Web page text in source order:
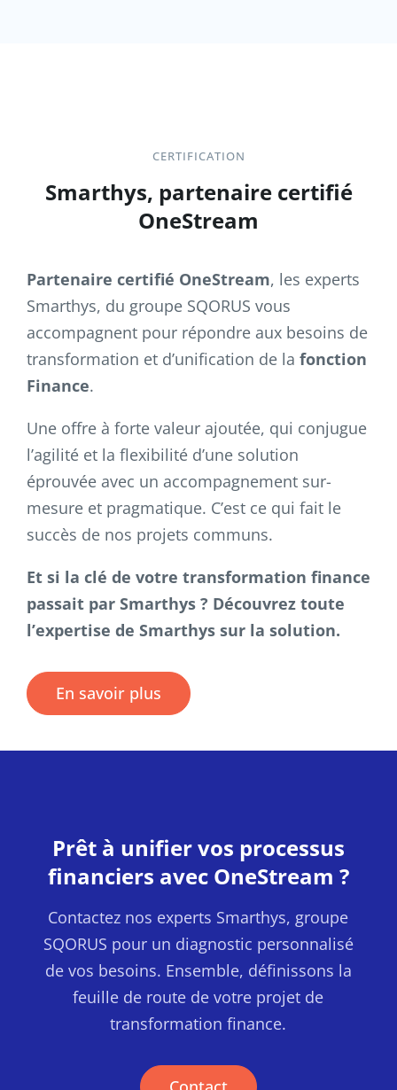
CERTIFICATION
Smarthys, partenaire certifié
OneStream
Partenaire certifié OneStream, les experts
Smarthys, du groupe SQORUS vous
accompagnent pour répondre aux besoins de
transformation et d’unification de la fonction
Finance.
Une offre à forte valeur ajoutée, qui conjugue
l’agilité et la flexibilité d’une solution
éprouvée avec un accompagnement sur-
mesure et pragmatique. C’est ce qui fait le
succès de nos projets communs.
Et si la clé de votre transformation finance
passait par Smarthys ? Découvrez toute
l’expertise de Smarthys sur la solution.
En savoir plus
Prêt à unifier vos processus
financiers avec OneStream ?
Contactez nos experts Smarthys, groupe
SQORUS pour un diagnostic personnalisé
de vos besoins. Ensemble, définissons la
feuille de route de votre projet de
transformation finance.